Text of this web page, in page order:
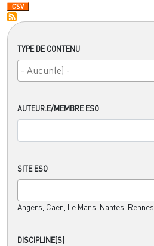
TYPE DE CONTENU
AUTEUR.E/MEMBRE ESO
SITE ESO
Angers, Caen, Le Mans, Nantes, Rennes
DISCIPLINE(S)